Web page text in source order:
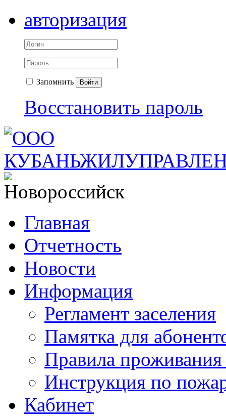
авторизация
Запомнить Войти
Восстановить пароль
Главная
Отчетность
Новости
Информация
Регламент заселения
Памятка для
Правила
Инструкция по
Кабинет